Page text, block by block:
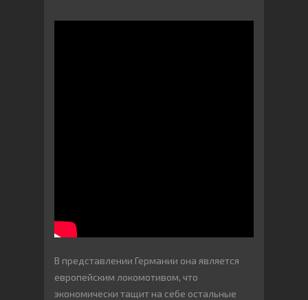
В представлении Германии она является
европейским локомотивом, что
экономически тащит на себе остальные